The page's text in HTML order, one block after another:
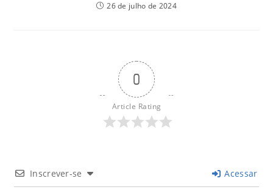
26 de julho de 2024
0
Article Rating
Inscrever-se Acessar